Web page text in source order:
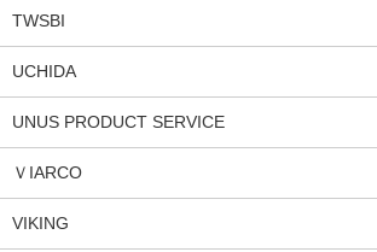
TWSBI
UCHIDA
UNUS PRODUCT SERVICE
ＶIARCO
VIKING